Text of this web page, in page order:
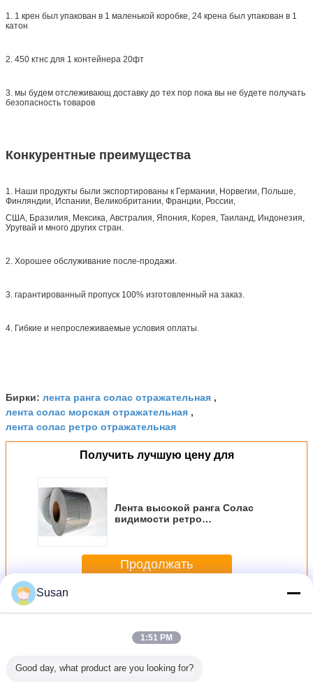
1. 1 крен был упакован в 1 маленькой коробке, 24 крена был упакован в 1
катон
2. 450 ктнс для 1 контейнера 20фт
3. мы будем отслеживающ доставку до тех пор пока вы не будете получать
безопасность товаров
Конкурентные преимущества
1. Наши продукты были экспортированы к Германии, Норвегии, Польше,
Финляндии, Испании, Великобритании, Франции, России,
США, Бразилия, Мексика, Австралия, Япония, Корея, Таиланд, Индонезия,
Уругвай и много других стран.
2. Хорошее обслуживание после-продажи.
3. гарантированный пропуск 100% изготовленный на заказ.
4. Гибкие и непрослеживаемые условия оплаты.
Бирки: лента ранга солас отражательная ,
лента солас морская отражательная ,
лента солас ретро отражательная
Получить лучшую цену для
Лента высокой ранга Солас
видимости ретро
спасательной шлюпки
Продолжать
Больше
Susan
1:51 PM
Good day, what product are you looking for?